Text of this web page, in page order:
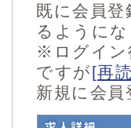
既に会員登
るようにな
※ログイン
ですが[再
新規に会員